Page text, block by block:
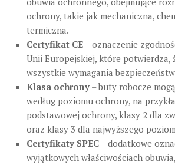
ochrony, takie jak mechaniczna,
termiczna.
Certyfikat CE – oznaczenie
Unii Europejskiej, które potwierdza,
wszystkie wymagania
Klasa ochrony – buty robocze
według poziomu ochrony, na
podstawowej ochrony, klasy 2 dla
oraz klasy 3 dla najwyższego
Certyfikaty SPEC – dodatkowe
wyjątkowych właściwościach